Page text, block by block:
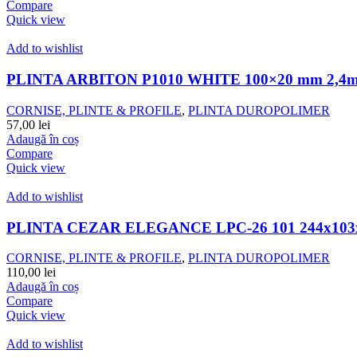
Compare
Quick view
Add to wishlist
PLINTA ARBITON P1010 WHITE 100×20 mm
CORNISE, PLINTE & PROFILE, PLINTA DUROPOLIMER
57,00 lei
Adaugă în coș
Compare
Quick view
Add to wishlist
PLINTA CEZAR ELEGANCE LPC-26 101
CORNISE, PLINTE & PROFILE, PLINTA DUROPOLIMER
110,00 lei
Adaugă în coș
Compare
Quick view
Add to wishlist